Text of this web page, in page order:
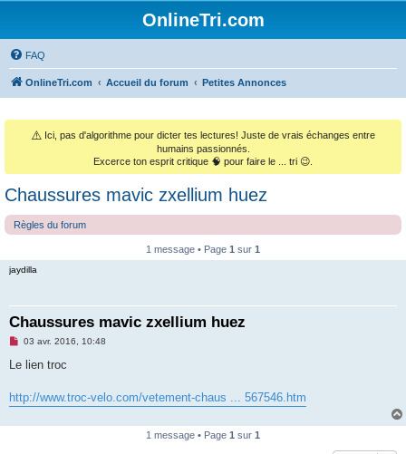
OnlineTri.com
FAQ
OnlineTri.com Accueil du forum Petites Annonces
⚠️ Ici, pas d'algorithme pour dicter tes lectures! Juste de vrais échanges entre
humains passionnés.
Excerce ton esprit critique 🧠 pour faire le ... tri 😉.
Chaussures mavic zxellium huez
Règles du forum
1 message • Page 1 sur 1
jaydilla
Chaussures mavic zxellium huez
M
s
g
e
o
03 avr. 2016, 10:48
Le lien troc
http://www.troc-velo.com/vetement-chaus ... 567546.htm
1 message • Page 1 sur 1